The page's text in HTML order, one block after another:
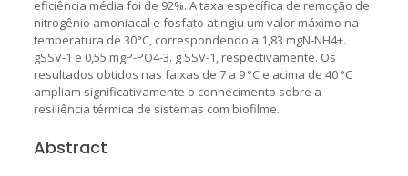
eficiência média foi de 92%. A taxa específica de remoção de
nitrogênio amoniacal e fosfato atingiu um valor máximo na
temperatura de 30°C, correspondendo a 1,83 mgN-NH4+.
gSSV-1 e 0,55 mgP-PO4-3. g SSV-1, respectivamente. Os
resultados obtidos nas faixas de 7 a 9 °C e acima de 40 °C
ampliam significativamente o conhecimento sobre a
resiliência térmica de sistemas com biofilme.
Abstract